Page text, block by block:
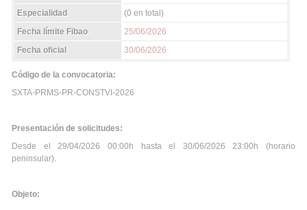
Especialidad
(0 en total)
Fecha límite Fibao
25/06/2026
Fecha oficial
30/06/2026
Código de la convocatoria:
SXTA-PRMS-PR-CONSTVI-2026
Presentación de solicitudes:
Desde el 29/04/2026 00:00h hasta el 30/06/2026 23:00h (horario
peninsular).
Objeto: